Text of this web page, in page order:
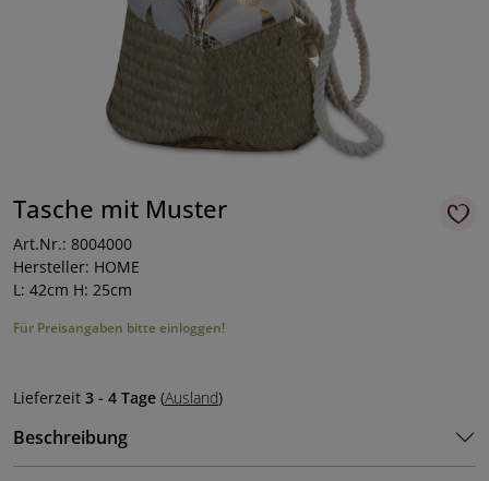
Tasche mit Muster
Art.Nr.: 8004000
Hersteller: HOME
L: 42cm H: 25cm
Für Preisangaben bitte einloggen!
Lieferzeit 3 - 4 Tage (Ausland)
Beschreibung